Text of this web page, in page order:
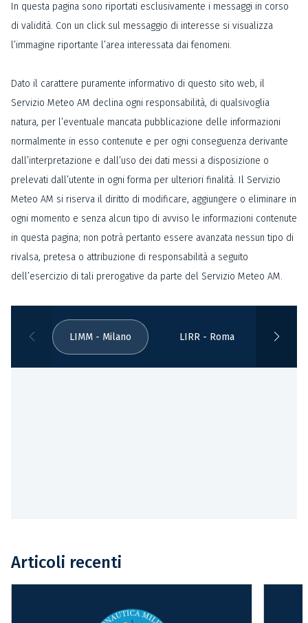
In questa pagina sono riportati esclusivamente i messaggi in corso
di validità. Con un click sul messaggio di interesse si visualizza
l’immagine riportante l’area interessata dai fenomeni.
Dato il carattere puramente informativo di questo sito web, il
Servizio Meteo AM declina ogni responsabilità, di qualsivoglia
natura, per l’eventuale mancata pubblicazione delle informazioni
normalmente in esso contenute e per ogni conseguenza derivante
dall’interpretazione e dall’uso dei dati messi a disposizione o
prelevati dall’utente in ogni forma per ulteriori finalità. Il Servizio
Meteo AM si riserva il diritto di modificare, aggiungere o eliminare in
ogni momento e senza alcun tipo di avviso le informazioni contenute
in questa pagina; non potrà pertanto essere avanzata nessun tipo di
rivalsa, pretesa o attribuzione di responsabilità a seguito
dell’esercizio di tali prerogative da parte del Servizio Meteo AM.
LIMM - Milano LIRR - Roma
Articoli recenti